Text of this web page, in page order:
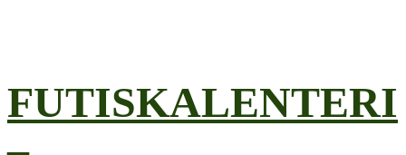
FUTISKALENTERI